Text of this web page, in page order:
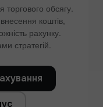
обсягу.
коштів,
рахунку.
стратегій.